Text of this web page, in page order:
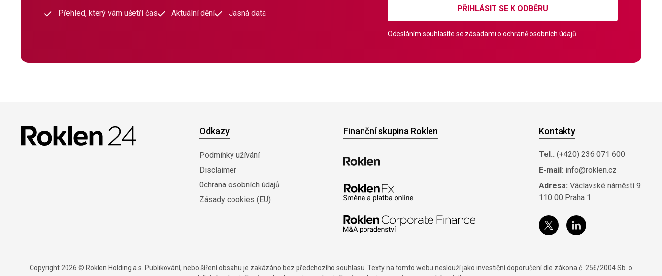
Přehled, který vám ušetří čas Aktuální dění Jasná data PŘIHLÁSIT SE K ODBĚRU
Odesláním souhlasíte se zásadami o ochraně osobních údajů.
Odkazy
Podmínky užívání
Disclaimer
0chrana osobních údajů
Zásady cookies (EU)
Finanční skupina Roklen Kontakty
Tel.: (+420) 236 071 600
E-mail: info@roklen.cz
Adresa: Václavské náměstí 9
110 00 Praha 1
Copyright 2026 © Roklen Holding a.s. Publikování, nebo šíření obsahu je zakázáno bez předchozího souhlasu. Texty na tomto webu neslouží jako investiční doporučení dle zákona č. 256/2004 Sb. o